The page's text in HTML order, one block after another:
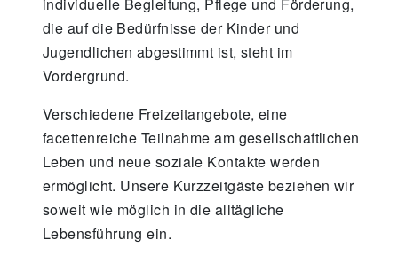
die auf die Bedürfnisse der Kinder und
Jugendlichen abgestimmt ist, steht im
Vordergrund.
Verschiedene Freizeitangebote, eine
facettenreiche Teilnahme am gesellschaftlichen
Leben und neue soziale Kontakte werden
ermöglicht. Unsere Kurzzeitgäste beziehen wir
soweit wie möglich in die alltägliche
Lebensführung ein.